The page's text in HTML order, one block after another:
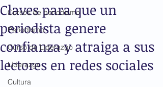
Cursos de periodismo
Periodismo
Curso de Liderazgo
Liderazgo
Cultura
Claves para que un
periodista genere
confianza y atraiga a sus
lectores en redes sociales